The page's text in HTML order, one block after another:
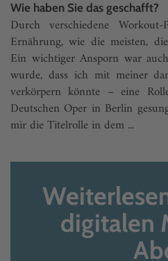
Wie haben Sie das geschafft?
Durch verschiedene
Ernährung, wie die meisten,
Ein wichtiger Ansporn war
wurde, dass ich mit meiner
verkörpern könnte – eine
Deutschen Oper in Berlin
mir die Titelrolle in dem ...
digitalen